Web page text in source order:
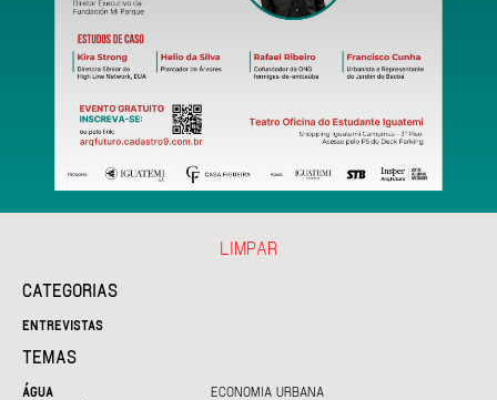
CATEGORIAS
ENTREVISTAS
TEMAS
ÁGUA
ECONOMIA URBANA
LIMPAR